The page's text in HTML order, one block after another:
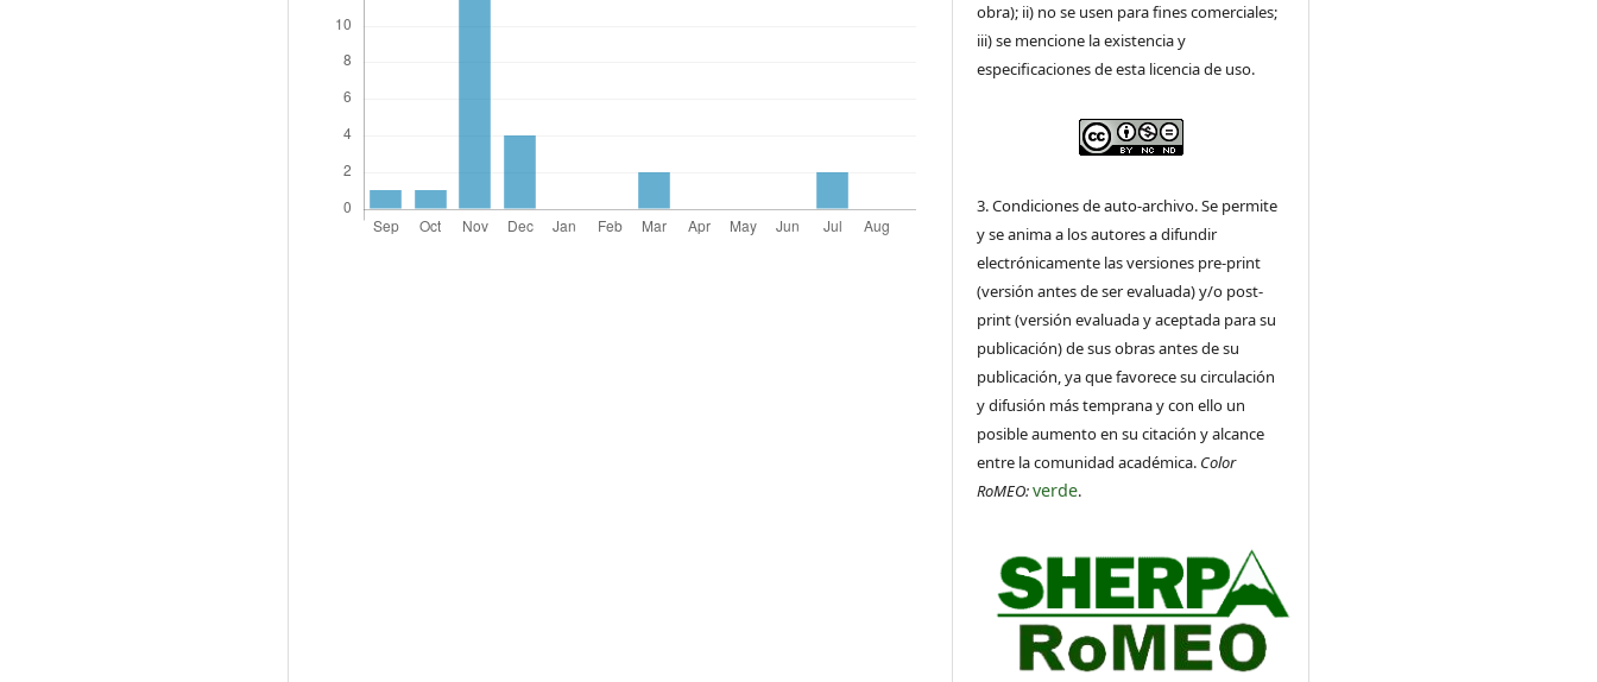
obra); ii) no se usen para fines comerciales;
iii) se mencione la existencia y
especificaciones de esta licencia de uso.
3. Condiciones de auto-archivo. Se permite
y se anima a los autores a difundir
electrónicamente las versiones pre-print
(versión antes de ser evaluada) y/o post-
print (versión evaluada y aceptada para su
publicación) de sus obras antes de su
publicación, ya que favorece su circulación
y difusión más temprana y con ello un
posible aumento en su citación y alcance
entre la comunidad académica. Color
RoMEO:verde.